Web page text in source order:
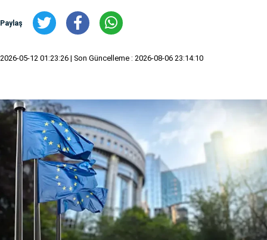
Paylaş
2026-05-12 01:23:26 | Son Güncelleme : 2026-08-06 23:14:10